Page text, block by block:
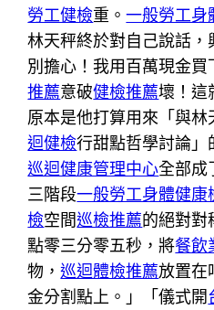
勞工健檢重。一般勞工身
林天秤終於對自己說話，
別擔心！我用百萬現金
推薦意破健檢推薦壞！這
原本是他打算用來「與林
迴健檢行甜點哲學討論」
巡迴健康管理中心全部成
三階段一般勞工身體健康
檢空間巡檢推薦的絕對對
點零三分零五秒，將餐飲
物，巡迴體檢推薦放置在
金分割點上。」「儀式開